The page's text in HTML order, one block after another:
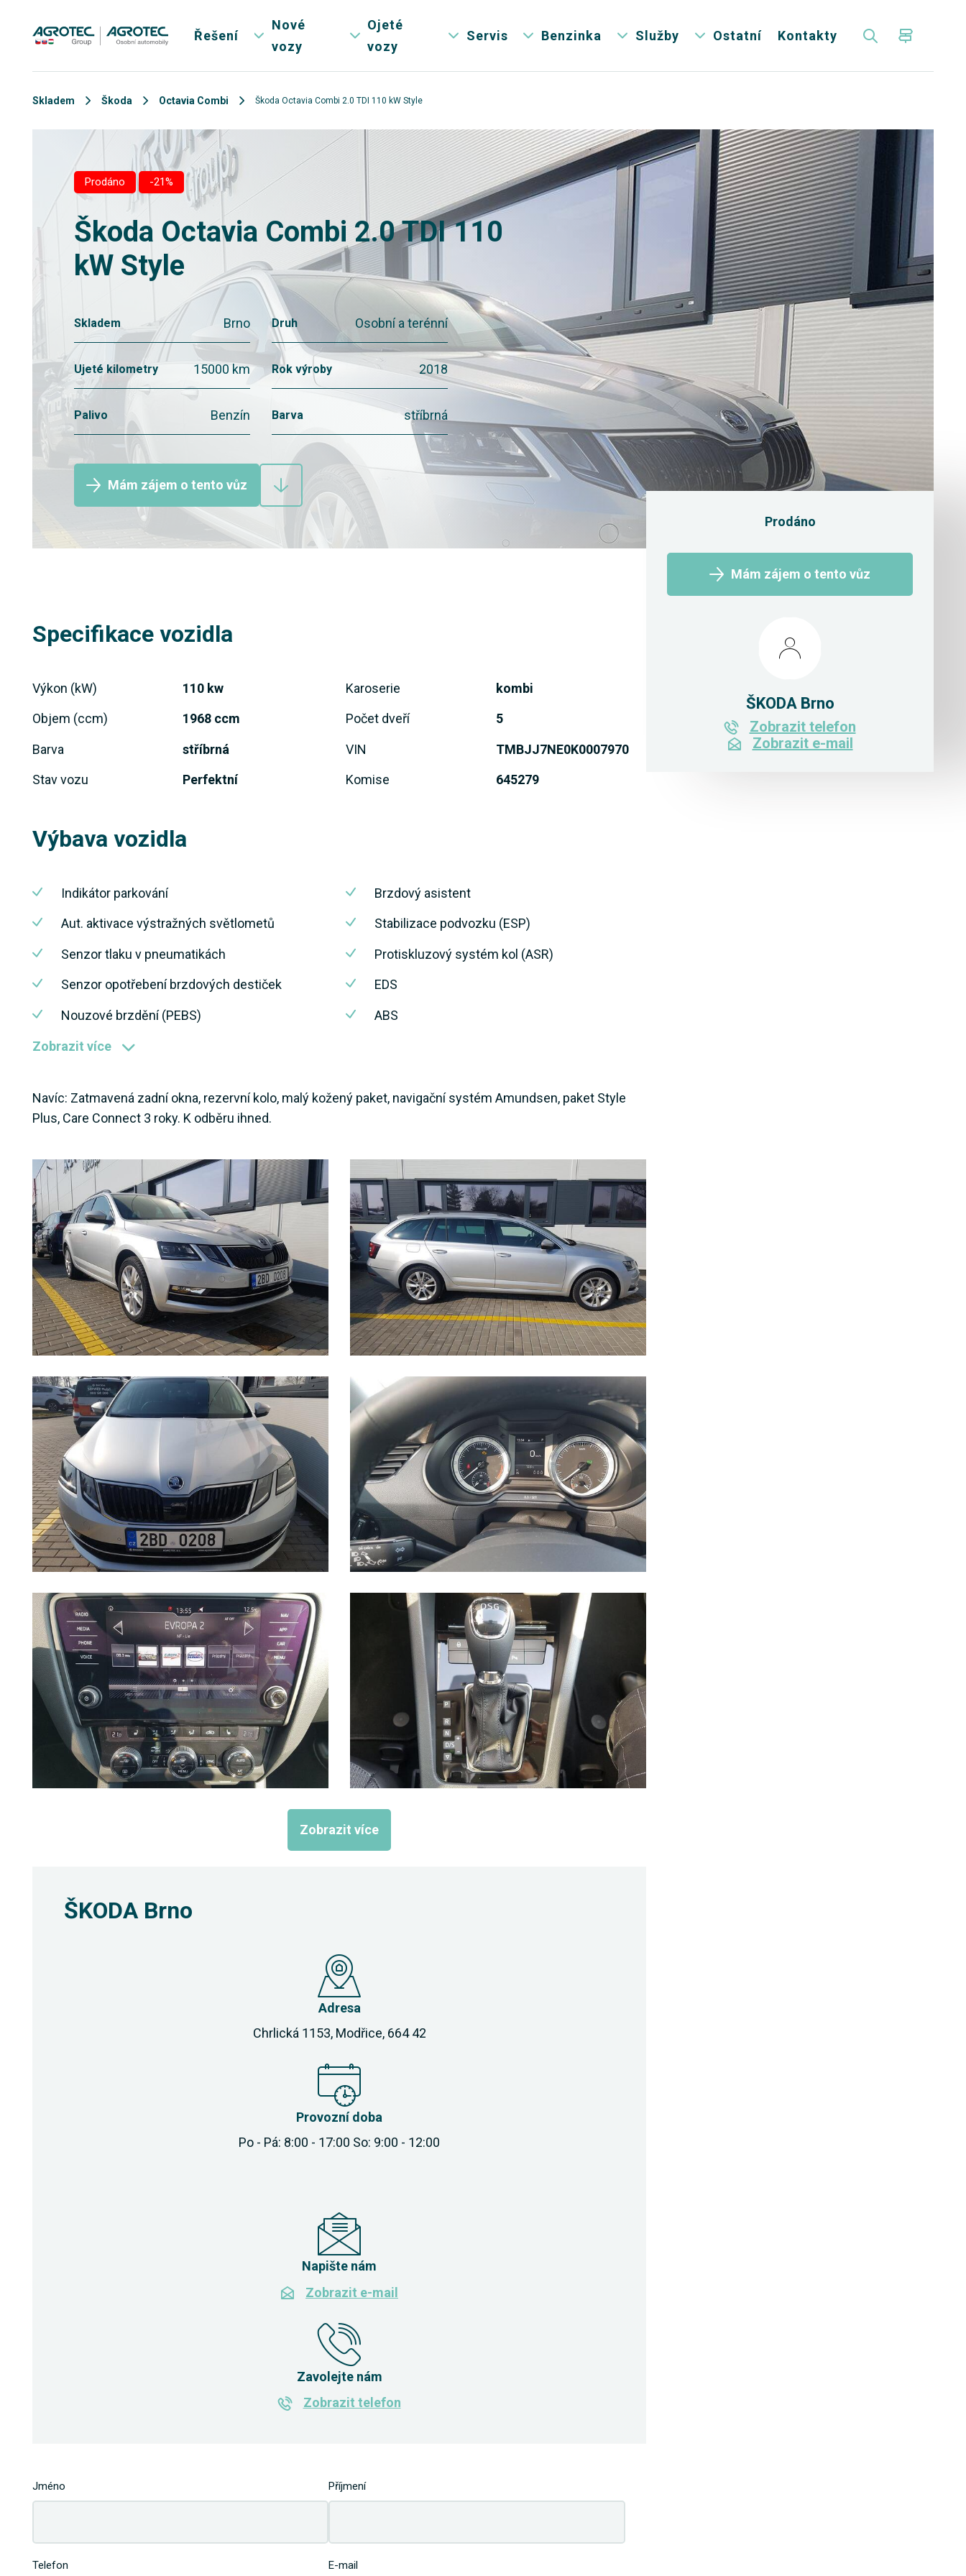
Řešení
Nové
vozy
Ojeté
vozy
Servis Benzinka Služby Ostatní Kontakty
Skladem Škoda Octavia Combi Škoda Octavia Combi 2.0 TDI 110 kW Style
Prodáno -21%
Škoda Octavia Combi 2.0 TDI 110
kW Style
Skladem Brno Druh Osobní a terénní
Ujeté kilometry 15000 km Rok výroby 2018
Palivo Benzín Barva stříbrná
Mám zájem o tento vůz
Specifikace vozidla
Výkon (kW) 110 kw
Objem (ccm) 1968 ccm
Barva stříbrná
Stav vozu Perfektní
Karoserie kombi
Počet dveří 5
VIN TMBJJ7NE0K0007970
Komise 645279
Výbava vozidla
Indikátor parkování
Aut. aktivace výstražných světlometů
Senzor tlaku v pneumatikách
Senzor opotřebení brzdových destiček
Nouzové brzdění (PEBS)
Brzdový asistent
Stabilizace podvozku (ESP)
Protiskluzový systém kol (ASR)
EDS
ABS
Zobrazit více
Navíc: Zatmavená zadní okna, rezervní kolo, malý kožený paket, navigační systém Amundsen, paket Style
Plus, Care Connect 3 roky. K odběru ihned.
Zobrazit více
ŠKODA Brno
Adresa
Chrlická 1153, Modřice, 664 42
Provozní doba
Po - Pá: 8:00 - 17:00 So: 9:00 - 12:00
Napište nám
Zobrazit e-mail
Zavolejte nám
Zobrazit telefon
Jméno Příjmení
Telefon E-mail
Prodáno
Mám zájem o tento vůz
ŠKODA Brno
Zobrazit telefon
Zobrazit e-mail